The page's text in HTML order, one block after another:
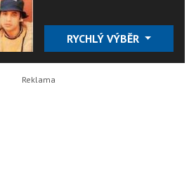
RYCHLÝ VÝBĚR